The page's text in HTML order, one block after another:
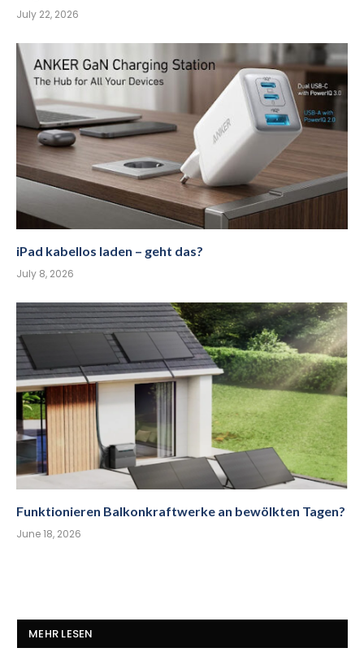
July 22, 2026
iPad kabellos laden – geht das?
July 8, 2026
Funktionieren Balkonkraftwerke an bewölkten Tagen?
June 18, 2026
MEHR LESEN